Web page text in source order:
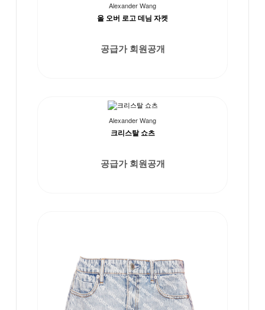
Alexander Wang
올 오버 로고 데님 자켓
공급가 회원공개
Alexander Wang
크리스탈 쇼츠
공급가 회원공개